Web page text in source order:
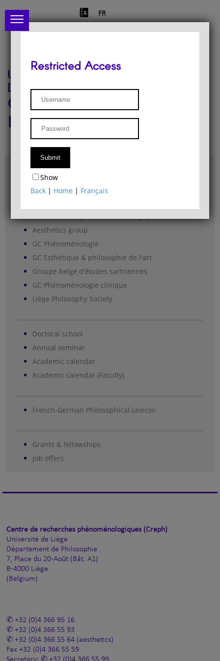
FR
University of Liège
Départment of Philosophy
Center for Phenomenological
Research
Access & maps
Philosophy Department Library
Aesthetics group
GC Phénoménologie
GC Esthétique & philosophie de l'art
Groupe belge d'études sartriennes
GC Phénoménologie clinique
Liège Philosophy Society
Doctoral school
Annual seminar
Academic calendar
Academic calendar (Faculty)
French-German Philosophical Lexicon
Grants & fellowships
Job offers
Restricted Access
Show
Back | Home | Français
Centre de recherches phénoménologiques (Creph)
Université de Liège
Département de Philosophie
7, Place du 20-Août (Bât. A1)
B-4000 Liège
(Belgium)
+32 (0)4 366 95 16
+32 (0)4 366 55 93
+32 (0)4 366 55 64 (aesthetics)
Fax +32 (0)4 366 55 59